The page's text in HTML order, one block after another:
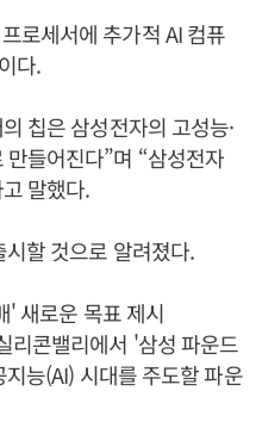
로세서에 추가적 AI 컴퓨
다.
칩은 삼성전자의 고성능·
들어진다”며 “삼성전자
말했다.
할 것으로 알려졌다.
새로운 목표 제시
리콘밸리에서 '삼성 파운드
능(AI) 시대를 주도할 파운